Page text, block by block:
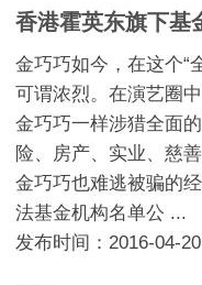
香港霍英东旗下基
金巧巧如今，在这个“
可谓浓烈。在演艺圈
金巧巧一样涉猎全面
险、房产、实业、慈
金巧巧也难逃被骗的
法基金机构名单公 ...
发布时间：2016-04-